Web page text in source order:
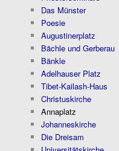
Das Münster
Poesie
Augustinerplatz
Bächle und Gerberau
Bänkle
Adelhauser Platz
Tibet-Kailash-Haus
Christuskirche
Annaplatz
Johanneskirche
Die Dreisam